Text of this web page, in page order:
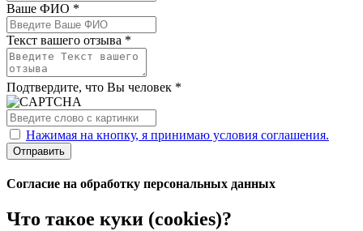
Ваше ФИО *
Текст вашего отзыва *
Подтвердите, что Вы человек *
Нажимая на кнопку, я принимаю условия соглашения.
Отправить
Согласие на обработку персональных данных
Что такое куки (cookies)?